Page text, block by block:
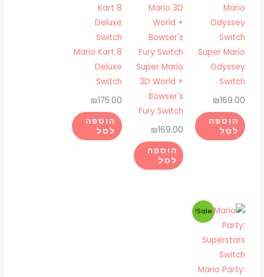
Super Mario
Odyssey
Switch
₪169.00
הוספה
לסל
Super Mario
3D World +
Bowser's
Fury Switch
₪169.00
הוספה
לסל
Mario Kart 8
Deluxe
Switch
₪175.00
הוספה
לסל
Mario Party:
Sale!
המחיר
המקורי
היה:
₪225.00.
המחיר
הנוכחי
הוא: